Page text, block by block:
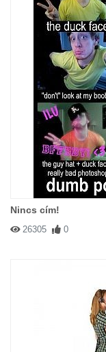
Nincs cím!
26305 0